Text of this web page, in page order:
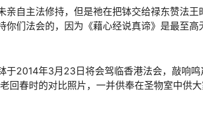
亲自主法修持，但是祂在把钵交给禄东赞法王
你们法会的，因为《藉心经说真谛》是最至
于2014年3月23日将会驾临香港法会，敲响
回春时的对比照片，一并供奉在圣物室中供